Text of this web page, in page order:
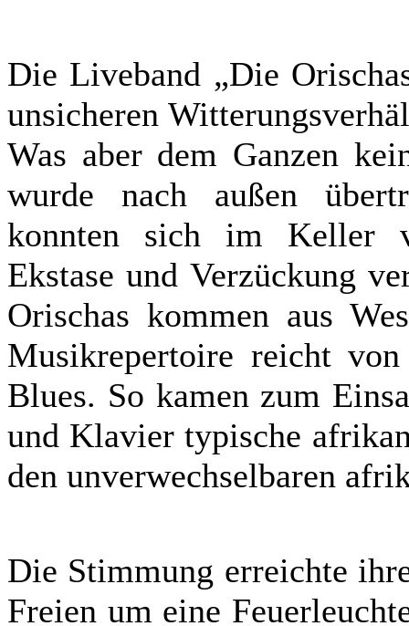
Die Liveband „Die
unsicheren
Was aber dem Ganzen
wurde nach außen
konnten sich im Keller
Ekstase und Verzückung
Orischas kommen aus
Musikrepertoire reicht
Blues. So kamen zum
und Klavier typische
den unverwechselbaren
Die Stimmung erreichte
Freien um eine